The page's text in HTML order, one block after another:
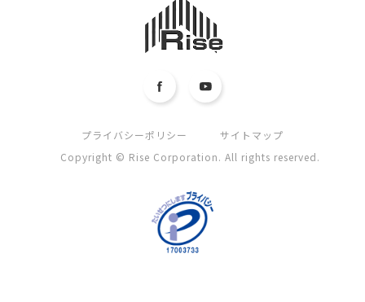
プライバシーポリシー
サイトマップ
Copyright © Rise Corporation. All rights reserved.